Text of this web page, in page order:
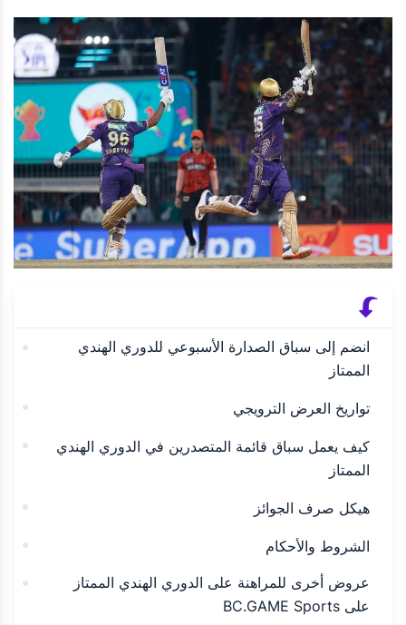
انضم إلى سباق الصدارة الأسبوعي للدوري الهندي
الممتاز
تواريخ العرض الترويجي
كيف يعمل سباق قائمة المتصدرين في الدوري الهندي
الممتاز
هيكل صرف الجوائز
الشروط والأحكام
عروض أخرى للمراهنة على الدوري الهندي الممتاز
على BC.GAME Sports